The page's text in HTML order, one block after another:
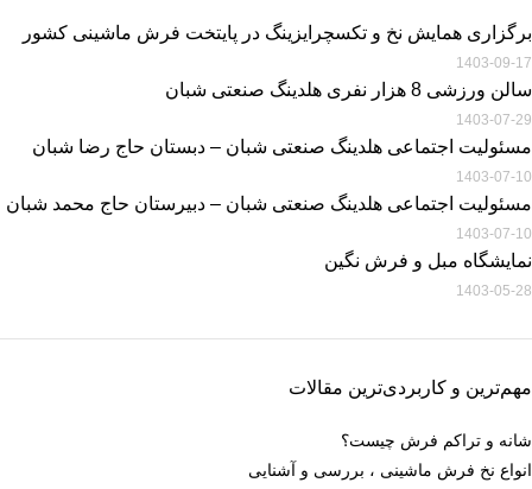
برگزاری همایش نخ و تکسچرایزینگ در پایتخت فرش ماشینی کشور
1403-09-17
سالن ورزشی 8 هزار نفری هلدینگ صنعتی شبان
1403-07-29
مسئولیت اجتماعی هلدینگ صنعتی شبان – دبستان حاج رضا شبان
1403-07-10
مسئولیت اجتماعی هلدینگ صنعتی شبان – دبیرستان حاج محمد شبان
1403-07-10
نمایشگاه مبل و فرش نگین
1403-05-28
مهم‌ترین و کاربردی‌ترین مقالات
شانه و تراکم فرش چیست؟
انواع نخ فرش ماشینی ، بررسی و آشنایی